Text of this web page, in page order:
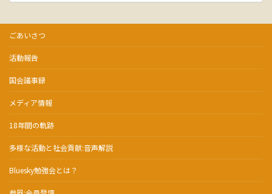
ごあいさつ
活動報告
国会議事録
メディア情報
18年間の軌跡
多様な活動と社会貢献:音声解説
Bluesky勉強会とは？